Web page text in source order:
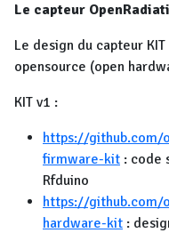
Le capteur
Le design du capteur
opensource (open
KIT v1 :
https://github.com/
firmware-kit : code
Rfduino
https://github.com/
hardware-kit :